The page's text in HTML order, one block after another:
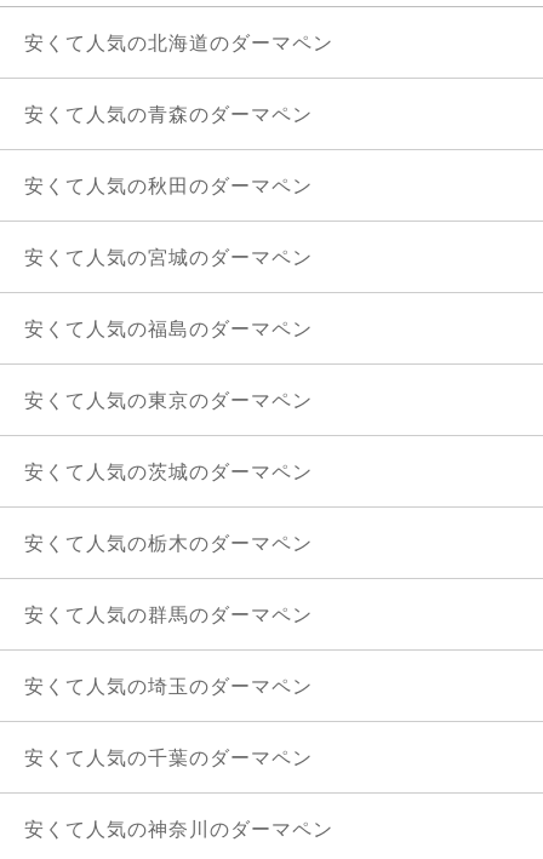
安くて人気の北海道のダーマペン
安くて人気の青森のダーマペン
安くて人気の秋田のダーマペン
安くて人気の宮城のダーマペン
安くて人気の福島のダーマペン
安くて人気の東京のダーマペン
安くて人気の茨城のダーマペン
安くて人気の栃木のダーマペン
安くて人気の群馬のダーマペン
安くて人気の埼玉のダーマペン
安くて人気の千葉のダーマペン
安くて人気の神奈川のダーマペン